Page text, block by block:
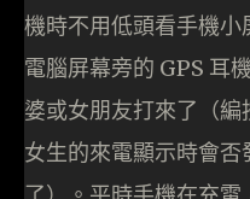
機時不用低頭看手機
電腦屏幕旁的 GPS 耳
婆或女朋友打來了（編
女生的來電顯示時會